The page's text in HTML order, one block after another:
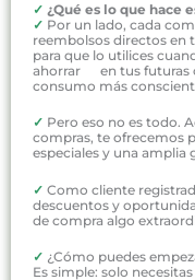
✓ ¿Qué es lo que hace
✓ Por un lado, cada
reembolsos directos en
para que lo utilices
ahorrar en tus futuras
consumo más
✓ Pero eso no es todo.
compras, te ofrecemos
especiales y una amplia
✓ Como cliente
descuentos y
de compra algo
✓ ¿Cómo puedes
Es simple: solo